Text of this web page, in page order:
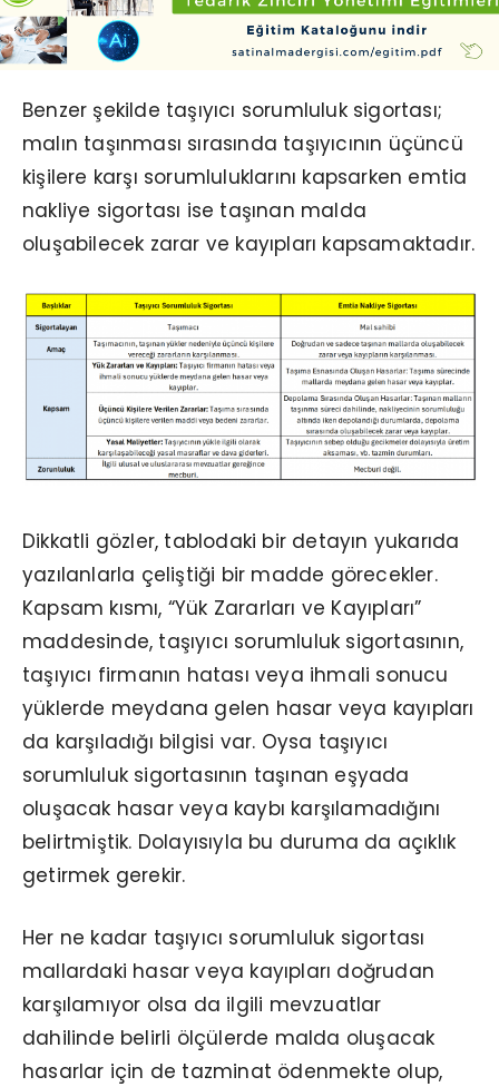
Benzer şekilde taşıyıcı sorumluluk sigortası;
malın taşınması sırasında taşıyıcının üçüncü
kişilere karşı sorumluluklarını kapsarken emtia
nakliye sigortası ise taşınan malda
oluşabilecek zarar ve kayıpları kapsamaktadır.
Dikkatli gözler, tablodaki bir detayın yukarıda
yazılanlarla çeliştiği bir madde görecekler.
Kapsam kısmı, “Yük Zararları ve Kayıpları”
maddesinde, taşıyıcı sorumluluk sigortasının,
taşıyıcı firmanın hatası veya ihmali sonucu
yüklerde meydana gelen hasar veya kayıpları
da karşıladığı bilgisi var. Oysa taşıyıcı
sorumluluk sigortasının taşınan eşyada
oluşacak hasar veya kaybı karşılamadığını
belirtmiştik. Dolayısıyla bu duruma da açıklık
getirmek gerekir.
Her ne kadar taşıyıcı sorumluluk sigortası
mallardaki hasar veya kayıpları doğrudan
karşılamıyor olsa da ilgili mevzuatlar
dahilinde belirli ölçülerde malda oluşacak
hasarlar için de tazminat ödenmekte olup,